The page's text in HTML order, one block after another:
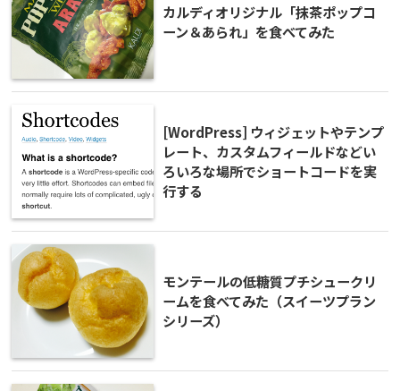
カルディオリジナル「抹茶ポップコ
ーン＆あられ」を食べてみた
[WordPress] ウィジェットやテンプ
レート、カスタムフィールドなどい
ろいろな場所でショートコードを実
行する
モンテールの低糖質プチシュークリ
ームを食べてみた（スイーツプラン
シリーズ）